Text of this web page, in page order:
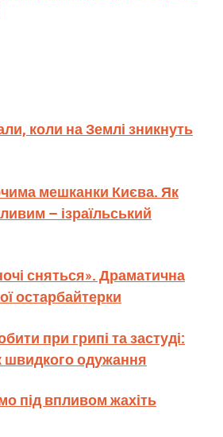
коли на Землі зникнуть
очима мешканки Києва. Як
– ізраїльський
сняться». Драматична
остарбайтерки
при грипі та застуді:
одужання
під впливом жахіть